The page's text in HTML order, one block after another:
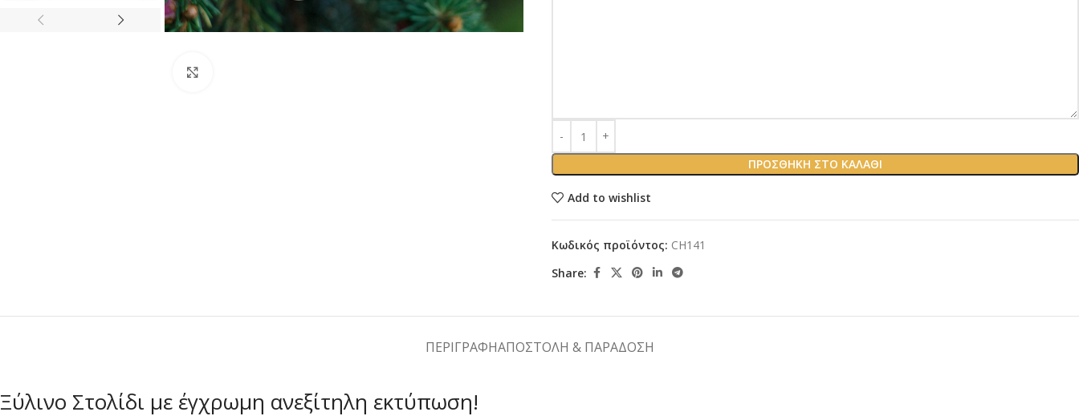
ΠΡΟΣΘΉΚΗ ΣΤΟ ΚΑΛΆΘΙ
Add to wishlist
Κωδικός προϊόντος: CH141
Share:
ΠΕΡΙΓΡΑΦΉΑΠΟΣΤΟΛΉ & ΠΑΡΆΔΟΣΗ
Ξύλινο Στολίδι με έγχρωμη ανεξίτηλη εκτύπωση!